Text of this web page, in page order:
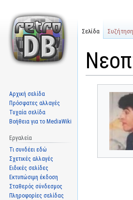
Σελίδα Συζήτηση
Αρχική σελίδα
Πρόσφατες αλλαγές
Τυχαία σελίδα
Βοήθεια για το MediaWiki
Εργαλεία
Τι συνδέει εδώ
Σχετικές αλλαγές
Ειδικές σελίδες
Εκτυπώσιμη έκδοση
Σταθερός σύνδεσμος
Πληροφορίες σελίδας